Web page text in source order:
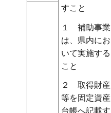
すこと
１ 補助事業
は、県内にお
いて実施する
こと
２ 取得財産
等を固定資産
台帳へ記載す